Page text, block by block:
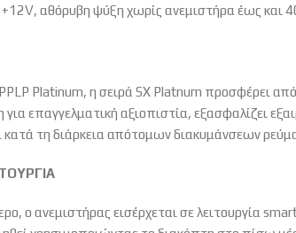
αθόρυβη ψύξη χωρίς ανεμιστήρα έως και
Platinum, η σειρά SX Platnum προσφέρει
για επαγγελματική αξιοπιστία, εξασφαλίζει
κατά τη διάρκεια απότομων διακυμάνσεων
ο ανεμιστήρας εισέρχεται σε λειτουργία